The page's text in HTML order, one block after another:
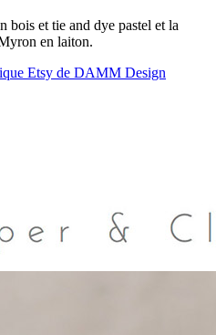
bois et tie and dye pastel et la
en laiton.
Etsy de DAMM Design